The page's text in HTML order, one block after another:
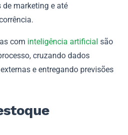
marketing e até
com inteligência artificial são
cruzando dados
e entregando previsões